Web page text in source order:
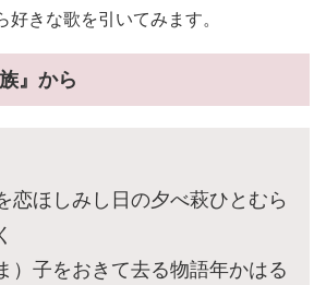
きな歌を引いてみます。
』から
恋ほしみし日の夕べ萩ひとむら
）子をおきて去る物語年かはる